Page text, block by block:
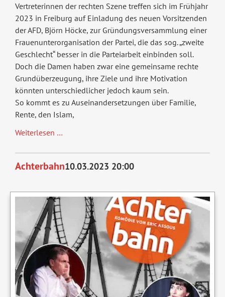
Vertreterinnen der rechten Szene treffen sich im Frühjahr
2023 in Freiburg auf Einladung des neuen Vorsitzenden
der AFD, Björn Höcke, zur Gründungsversammlung einer
Frauenunterorganisation der Partei, die das sog. „zweite
Geschlecht“ besser in die Parteiarbeit einbinden soll.
Doch die Damen haben zwar eine gemeinsame rechte
Grundüberzeugung, ihre Ziele und ihre Motivation
könnten unterschiedlicher jedoch kaum sein.
So kommt es zu Auseinandersetzungen über Familie,
Rente, den Islam,
Weiterlesen …Das
Geschlecht
Achterbahn10.03.2023 20:00